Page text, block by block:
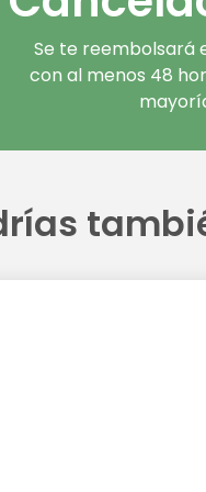
Se te reembolsará
con al menos 48